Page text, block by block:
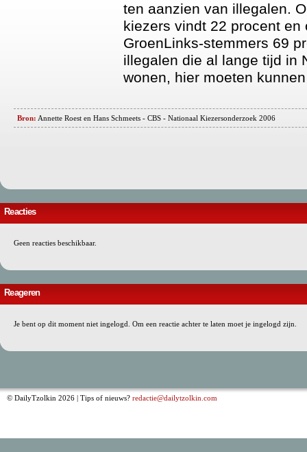
ten aanzien van illegalen.
kiezers vindt 22 procent en
GroenLinks-stemmers 69
illegalen die al lange tijd in
wonen, hier moeten
Bron: Annette Roest en Hans Schmeets - CBS - Nationaal Kiezersonderzoek 2006
Reacties
Geen reacties beschikbaar.
Reageren
Je bent op dit moment niet ingelogd. Om een reactie achter te laten moet je ingelogd zijn.
© DailyTzolkin 2026 | Tips of nieuws? redactie@dailytzolkin.com